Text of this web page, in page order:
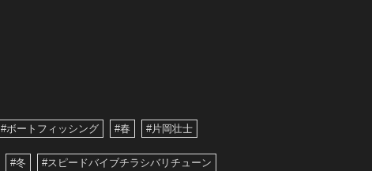
#ボートフィッシング #春 #片岡壮士
#冬 #スピードバイブチラシバリチューン